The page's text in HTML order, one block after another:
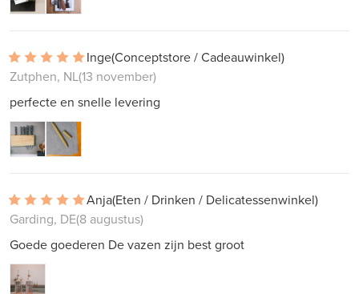
Inge(Conceptstore / Cadeauwinkel)
Zutphen, NL(13 november)
perfecte en snelle levering
Anja(Eten / Drinken / Delicatessenwinkel)
Garding, DE(8 augustus)
Goede goederen De vazen ​​zijn best groot